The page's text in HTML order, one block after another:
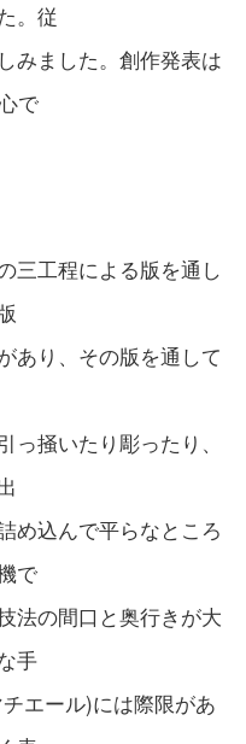
。従
みました。創作発表は
で
三工程による版を通し
あり、その版を通して
掻いたり彫ったり、
め込んで平らなところ
で
法の間口と奥行きが大
手
エール)には際限があ